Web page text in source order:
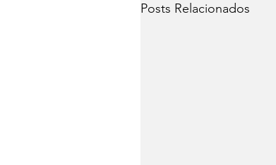
Posts Relacionados